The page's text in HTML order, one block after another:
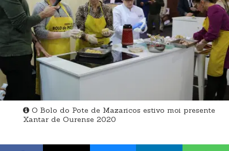
O Bolo do Pote de Mazaricos estivo moi presente
Xantar de Ourense 2020